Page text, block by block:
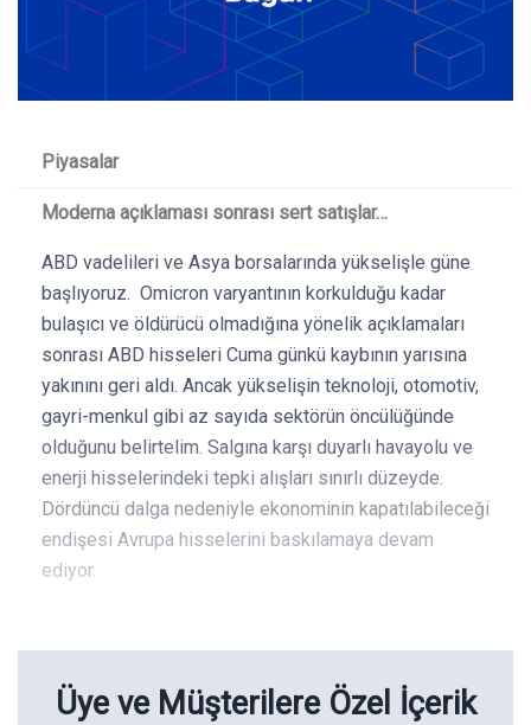
Piyasalar
Moderna açıklaması sonrası sert satışlar…
ABD vadelileri ve Asya borsalarında yükselişle güne
başlıyoruz. Omicron varyantının korkulduğu kadar
bulaşıcı ve öldürücü olmadığına yönelik açıklamaları
sonrası ABD hisseleri Cuma günkü kaybının yarısına
yakınını geri aldı. Ancak yükselişin teknoloji, otomotiv,
gayri-menkul gibi az sayıda sektörün öncülüğünde
olduğunu belirtelim. Salgına karşı duyarlı havayolu ve
enerji hisselerindeki tepki alışları sınırlı düzeyde.
Dördüncü dalga nedeniyle ekonominin kapatılabileceği
endişesi Avrupa hisselerini baskılamaya devam
ediyor.
Üye ve Müşterilere Özel İçerik